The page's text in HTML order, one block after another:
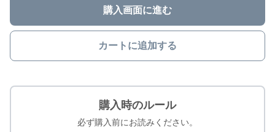
購入画面に進む
カートに追加する
購入時のルール
必ず購入前にお読みください。